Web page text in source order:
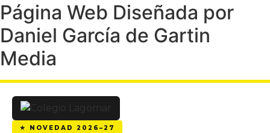
Página Web Diseñada por
Daniel García de Gartin
Media
★ NOVEDAD 2026–27